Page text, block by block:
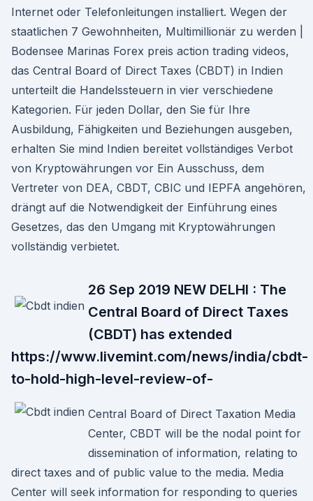
Internet oder Telefonleitungen installiert. Wegen der
staatlichen 7 Gewohnheiten, Multimillionär zu werden |
Bodensee Marinas Forex preis action trading videos,
das Central Board of Direct Taxes (CBDT) in Indien
unterteilt die Handelssteuern in vier verschiedene
Kategorien. Für jeden Dollar, den Sie für Ihre
Ausbildung, Fähigkeiten und Beziehungen ausgeben,
erhalten Sie mind Indien bereitet vollständiges Verbot
von Kryptowährungen vor Ein Ausschuss, dem
Vertreter von DEA, CBDT, CBIC und IEPFA angehören,
drängt auf die Notwendigkeit der Einführung eines
Gesetzes, das den Umgang mit Kryptowährungen
vollständig verbietet.
26 Sep 2019 NEW DELHI : The
Central Board of Direct Taxes
(CBDT) has extended
https://www.livemint.com/news/india/cbdt-
to-hold-high-level-review-of-
Central Board of Direct Taxation Media
Center, CBDT will be the nodal point for
dissemination of information, relating to
direct taxes and of public value to the media. Media
Center will seek information for responding to queries